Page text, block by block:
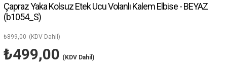
Çapraz Yaka Kolsuz Etek Ucu Volanlı Kalem Elbise - BEYAZ
(b1054_S)
₺899,00 (KDV Dahil)
₺499,00 (KDV Dahil)